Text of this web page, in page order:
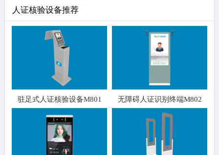
人证核验设备推荐
驻足式人证核验设备M801 无障碍人证识别终端M802